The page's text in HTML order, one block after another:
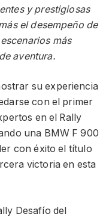
y prestigiosas
el desempeño de
más
aventura.
su experiencia
con el primer
en el Rally
una BMW F 900
con éxito el título
victoria en esta
Desafío del